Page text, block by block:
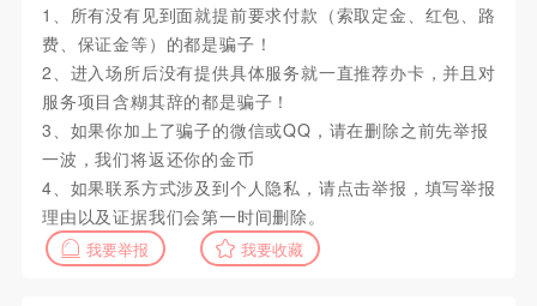
1、所有没有见到面就提前要求付款（索取定金、红包、路
费、保证金等）的都是骗子！
2、进入场所后没有提供具体服务就一直推荐办卡，并且对
服务项目含糊其辞的都是骗子！
3、如果你加上了骗子的微信或QQ，请在删除之前先举报
一波，我们将返还你的金币
4、如果联系方式涉及到个人隐私，请点击举报，填写举报
理由以及证据我们会第一时间删除。
我要举报 我要收藏